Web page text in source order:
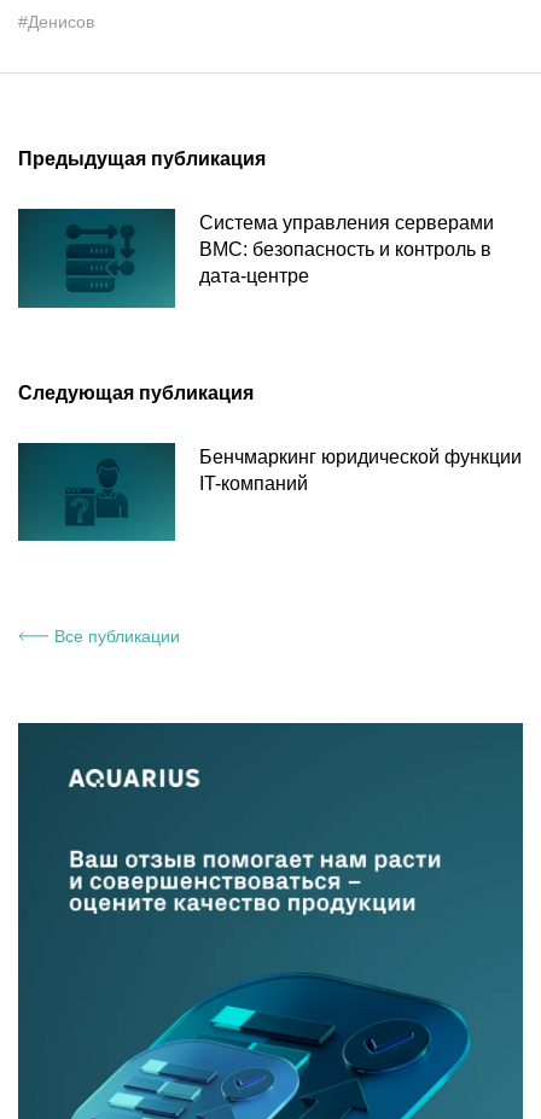
#Денисов
Предыдущая публикация
Система управления серверами
BMC: безопасность и контроль в
дата-центре
Следующая публикация
Бенчмаркинг юридической функции
IT-компаний
Все публикации